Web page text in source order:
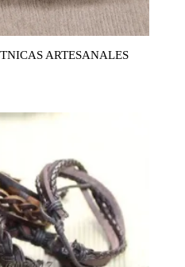
ARTESANALES